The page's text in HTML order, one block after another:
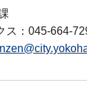
ス：045-664-